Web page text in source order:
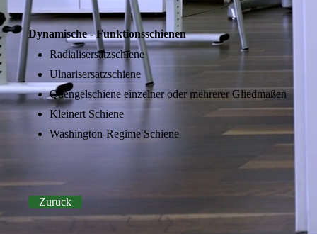
Dynamische - Funktionsschienen
Radialisersatzschiene
Ulnarisersatzschiene
Quengelschiene einzelner oder mehrerer Gliedmaßen
Kleinert Schiene
Washington-Regime Schiene
Zurück